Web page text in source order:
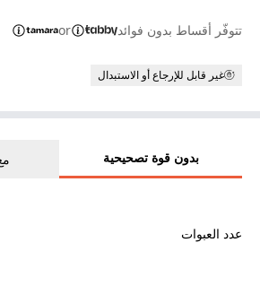
تتوفّر أقساط بدون فوائد or
غير قابل للإرجاع أو الاستبدال
بدون قوة تصحيحية
عدد العبوات